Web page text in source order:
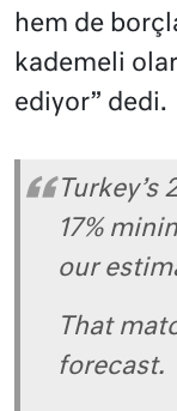
hem de
kademeli
ediyor” dedi.
Turkey’s
17%
our
That
forecast.